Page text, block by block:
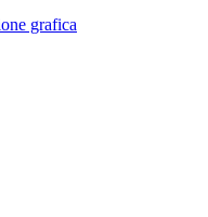
grafica